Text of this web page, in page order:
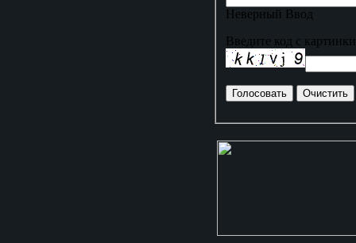
Неверный Ввод
Введите код с картинки